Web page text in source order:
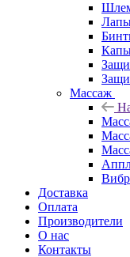
Капы
Массаж
Доставка
Оплата
Производители
О нас
Контакты